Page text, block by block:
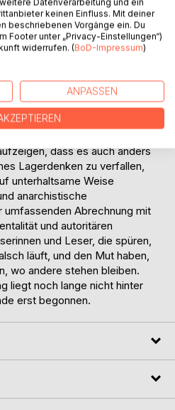
gelernt, auf Kommando
zu marschieren, und sich
Vorfahren geschaffenen
Jugendliche an der
zu Grunde gehen,
immer, in der besten aller
dass es auch anders
Lagerdenken zu verfallen,
unterhaltsame Weise
anarchistische
Abrechnung mit
und autoritären
und Leser, die spüren,
läuft, und den Mut haben,
wo andere stehen bleiben.
liegt noch lange nicht hinter
erst begonnen.
keinen Einfluss. Mit deiner
beschriebenen Vorgänge ein. Du
Footer unter „Privacy-Einstellungen“)
widerrufen. (BoD-Impressum)
ANPASSEN